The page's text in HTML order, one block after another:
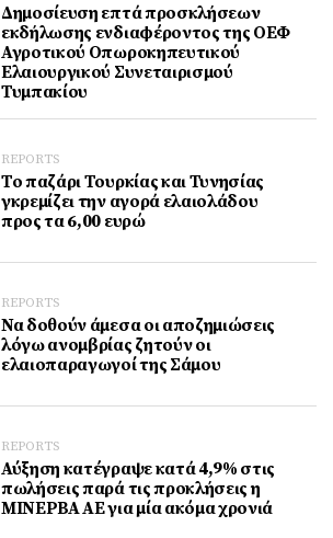
Δημοσίευση επτά προσκλήσεων
εκδήλωσης ενδιαφέροντος της ΟΕΦ
Αγροτικού Οπωροκηπευτικού
Ελαιουργικού Συνεταιρισμού
Τυμπακίου
REPORTS
Το παζάρι Τουρκίας και Τυνησίας
γκρεμίζει την αγορά ελαιολάδου
προς τα 6,00 ευρώ
REPORTS
Να δοθούν άμεσα οι αποζημιώσεις
λόγω ανομβρίας ζητούν οι
ελαιοπαραγωγοί της Σάμου
REPORTS
Αύξηση κατέγραψε κατά 4,9% στις
πωλήσεις παρά τις προκλήσεις η
ΜΙΝΕΡΒΑ ΑΕ για μία ακόμα χρονιά